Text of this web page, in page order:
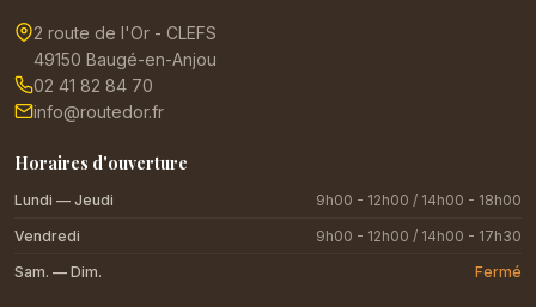
2 route de l'Or - CLEFS
49150 Baugé-en-Anjou
02 41 82 84 70
info@routedor.fr
Horaires d'ouverture
Lundi — Jeudi
9h00 - 12h00 / 14h00 - 18h00
Vendredi
9h00 - 12h00 / 14h00 - 17h30
Sam. — Dim.
Fermé